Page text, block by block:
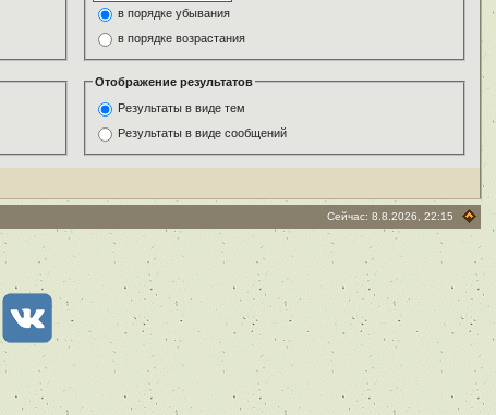
в порядке убывания
в порядке возрастания
Отображение результатов
Результаты в виде тем
Результаты в виде сообщений
Сейчас: 8.8.2026, 22:15